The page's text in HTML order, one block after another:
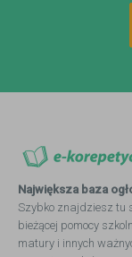
Największa baza
Szybko znajdziesz tu
bieżącej pomocy
matury i innych